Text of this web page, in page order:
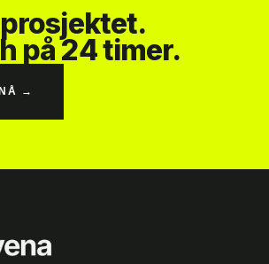
på 24 timer.
→